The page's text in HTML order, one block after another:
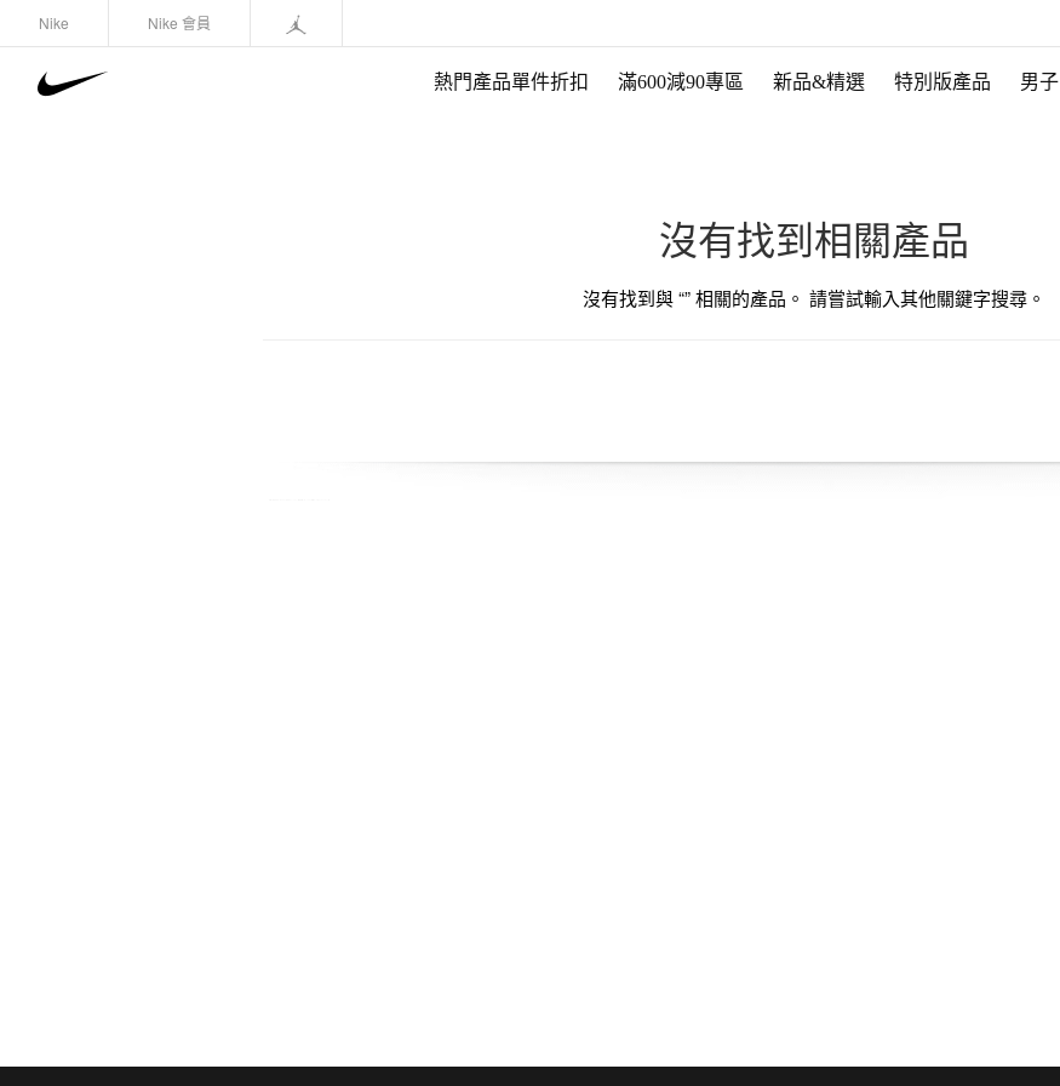
Nike Nike 會員
熱門產品單件折扣 滿600減90專區 新品&精選 特別版產品 男子
沒有找到相關產品
沒有找到與 “” 相關的產品。 請嘗試輸入其他關鍵字搜尋。